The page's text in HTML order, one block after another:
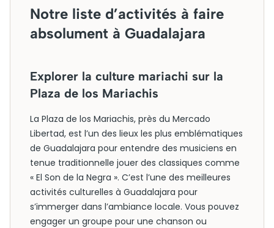
Notre liste d’activités à faire
absolument à Guadalajara
Explorer la culture mariachi sur la
Plaza de los Mariachis
La Plaza de los Mariachis, près du Mercado
Libertad, est l’un des lieux les plus emblématiques
de Guadalajara pour entendre des musiciens en
tenue traditionnelle jouer des classiques comme
« El Son de la Negra ». C’est l’une des meilleures
activités culturelles à Guadalajara pour
s’immerger dans l’ambiance locale. Vous pouvez
engager un groupe pour une chanson ou